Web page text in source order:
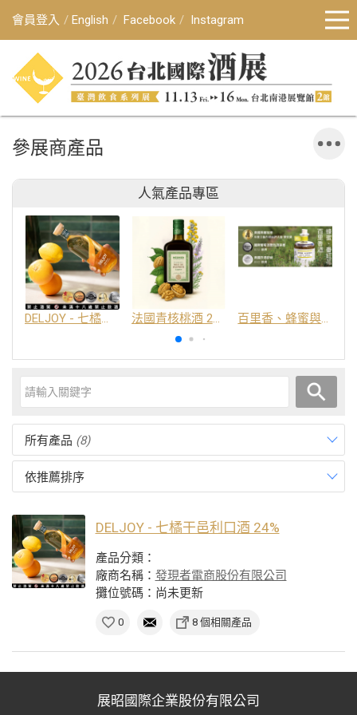
會員登入 English Facebook Instagram
參展商產品
人氣產品專區
DELJOY - 七橘干邑利口酒 24% 法國青核桃酒 25% 百里香、蜂蜜與番紅花酒
所有產品 (8)
依推薦排序
DELJOY - 七橘干邑利口酒 24%
產品分類：
廠商名稱： 發現者電商股份有限公司
攤位號碼：尚未更新
0 8 個相關產品
展昭國際企業股份有限公司